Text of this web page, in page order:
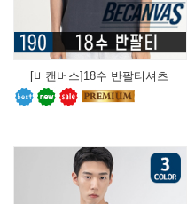
[비캔버스]18수 반팔티셔츠